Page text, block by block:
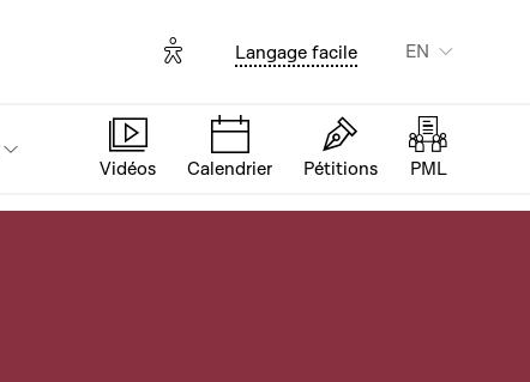
Options d'accessibilité
Langage facile EN
Vidéos Calendrier Pétitions PML